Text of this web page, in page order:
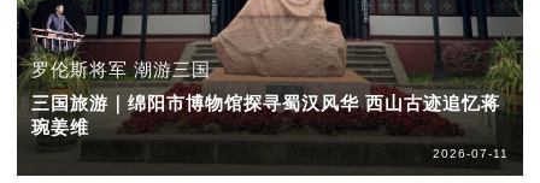
罗伦斯将军 潮游三国
三国旅游｜绵阳市博物馆探寻蜀汉风华 西山古迹追忆蒋
琬姜维
2026-07-11